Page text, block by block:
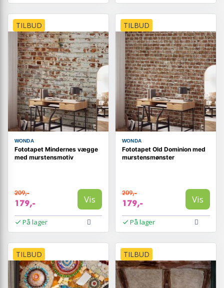
TILBUD
WONDA
Fototapet Mindernes vægge
med murstensmotiv
209,-
179,- Vis
På lager
TILBUD
WONDA
Fototapet Old Dominion med
murstensmønster
209,-
179,- Vis
På lager
TILBUD TILBUD